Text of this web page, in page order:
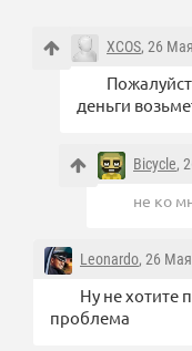
XCOS, 26
деньги
Bicycle,
не ко
Leonardo, 26
Ну не хотите
проблема